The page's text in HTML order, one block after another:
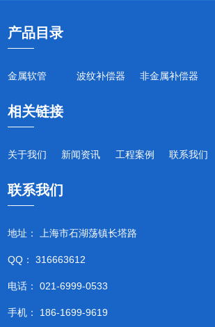
产品目录
金属软管 波纹补偿器 非金属补偿器
相关链接
关于我们 新闻资讯 工程案例 联系我们
联系我们
地址： 上海市石湖荡镇长塔路
QQ： 316663612
电话： 021-6999-0533
手机： 186-1699-9619